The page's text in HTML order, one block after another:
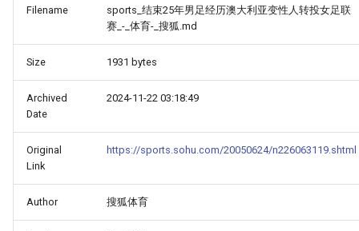
Filename
sports_结束25年男足经历澳大利亚变性人转投女足联
赛_-_体育-_搜狐.md
Size 1931 bytes
Archived
Date
2024-11-22 03:18:49
Original
Link
https://sports.sohu.com/20050624/n226063119.shtml
Author 搜狐体育